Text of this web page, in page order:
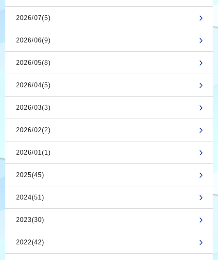
2026/07(5)
2026/06(9)
2026/05(8)
2026/04(5)
2026/03(3)
2026/02(2)
2026/01(1)
2025(45)
2024(51)
2023(30)
2022(42)